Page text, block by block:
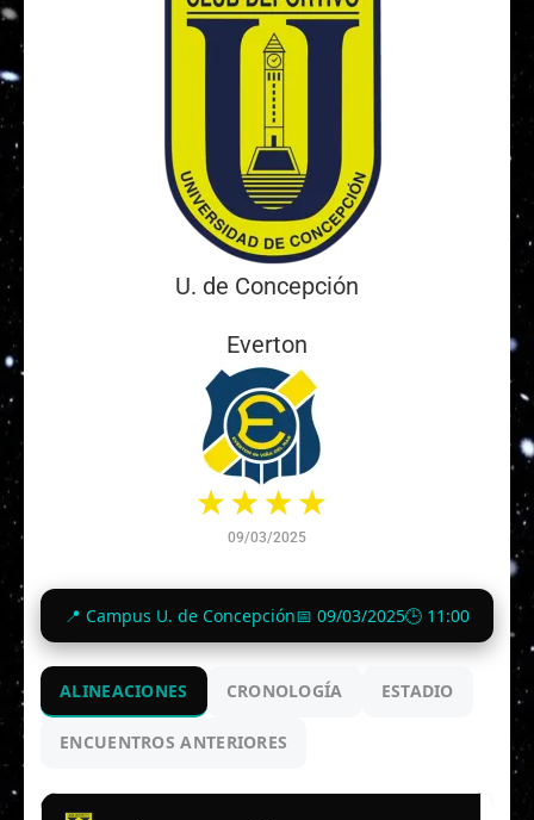
U. de Concepción
Everton
09/03/2025
Finalizado
📍 Campus U. de Concepción📅 09/03/2025🕒 11:00
ALINEACIONES CRONOLOGÍA ESTADIO
ENCUENTROS ANTERIORES